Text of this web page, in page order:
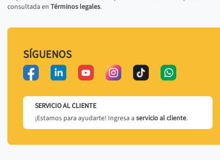
consultada en Términos legales.
SÍGUENOS
SERVICIO AL CLIENTE
¡Estamos para ayudarte! Ingresa a servicio al cliente.